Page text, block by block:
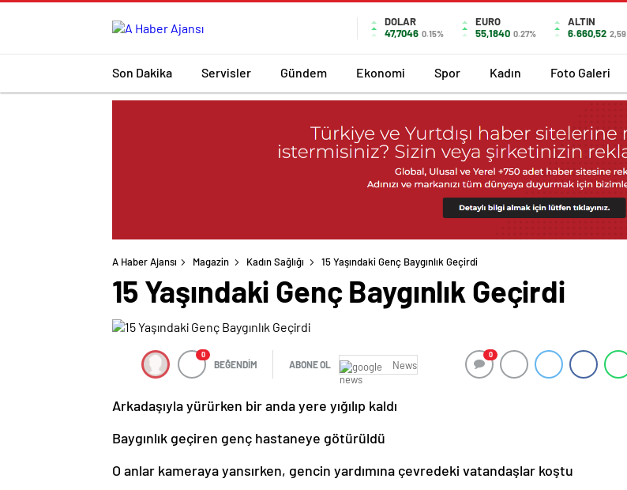
DOLAR
47,7046 0.15%
EURO
55,1840 0.27%
ALTIN
6.660,52 2,59
Son Dakika Servisler Gündem Ekonomi Spor Kadın Foto Galeri
A Haber Ajansı Magazin Kadın Sağlığı 15 Yaşındaki Genç Baygınlık Geçirdi
15 Yaşındaki Genç Baygınlık Geçirdi
0
BEĞENDİM ABONE OL News
0
Arkadaşıyla yürürken bir anda yere yığılıp kaldı
Baygınlık geçiren genç hastaneye götürüldü
O anlar kameraya yansırken, gencin yardımına çevredeki vatandaşlar koştu